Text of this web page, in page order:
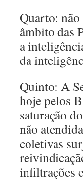
Quarto:
âmbito das
a
da
Quinto: A
hoje pelos
saturação
não
coletivas
infiltrações